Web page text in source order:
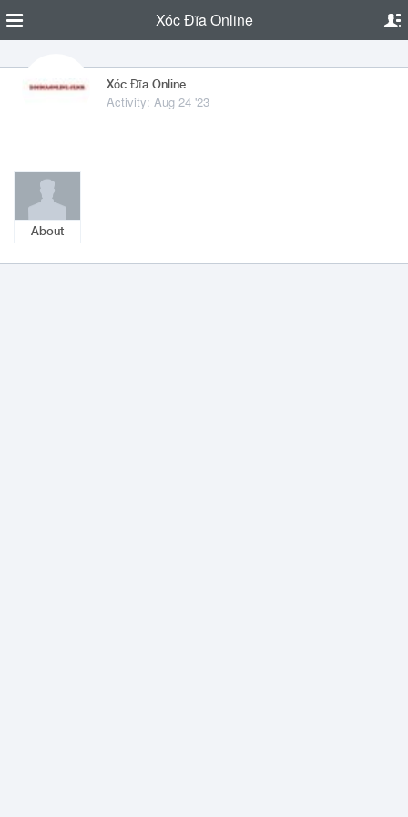
Xóc Đĩa Online
Xóc Đĩa Online
Activity: Aug 24 '23
About